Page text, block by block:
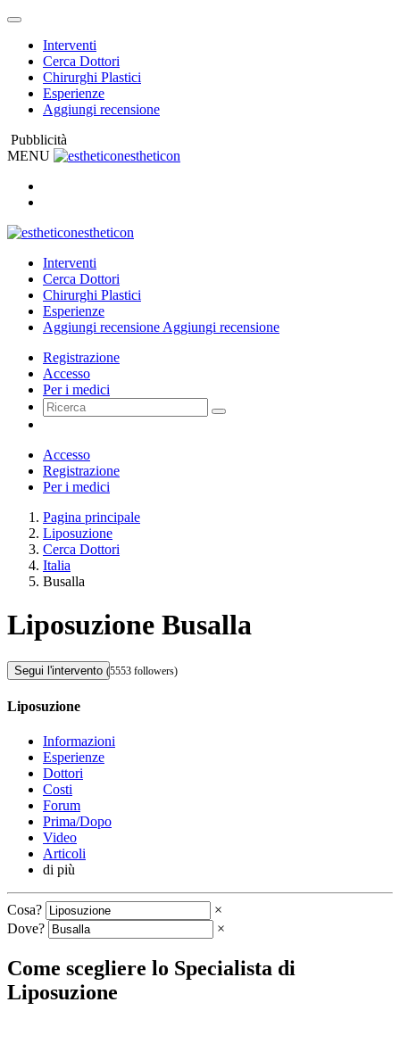
Interventi
Cerca Dottori
Chirurghi Plastici
Esperienze
Aggiungi recensione
Pubblicità
MENU
estheticon
estheticon
Interventi
Cerca Dottori
Chirurghi Plastici
Esperienze
Aggiungi recensione Aggiungi recensione
Registrazione
Accesso
Per i medici
Accesso
Registrazione
Per i medici
Pagina principale
Liposuzione
Cerca Dottori
Italia
Busalla
Liposuzione Busalla
Segui l'intervento (5553 followers)
Liposuzione
Informazioni
Esperienze
Dottori
Costi
Forum
Prima/Dopo
Video
Articoli
di più
Cosa?
×
Dove?
×
Come scegliere lo Specialista di
Liposuzione